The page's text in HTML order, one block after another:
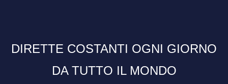
DIRETTE COSTANTI OGNI GIORNO
DA TUTTO IL MONDO